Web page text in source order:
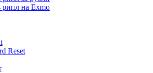
рипл на Exmo
Reset